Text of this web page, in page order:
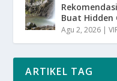
Buat Hidden
Agu 2, 2026 |
ARTIKEL TAG